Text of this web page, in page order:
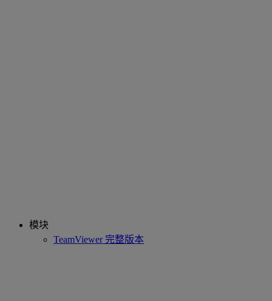
模块
TeamViewer 完整版本